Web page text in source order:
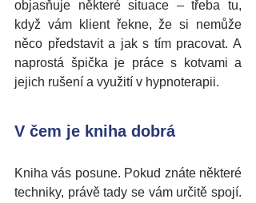
objasňuje některé situace – třeba tu,
když vám klient řekne, že si nemůže
něco představit a jak s tím pracovat. A
naprostá špička je práce s kotvami a
jejich rušení a využití v hypnoterapii.
V čem je kniha dobrá
Kniha vás posune. Pokud znáte některé
techniky, právě tady se vám určitě spojí.